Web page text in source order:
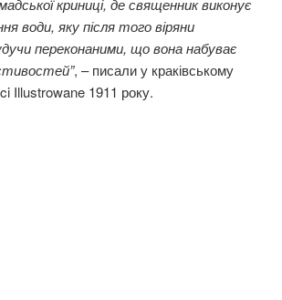
криниці, де священник виконує
води, яку після того віряни
переконаними, що вона набуває
, – писали у краківському
Illustrowane 1911 року.